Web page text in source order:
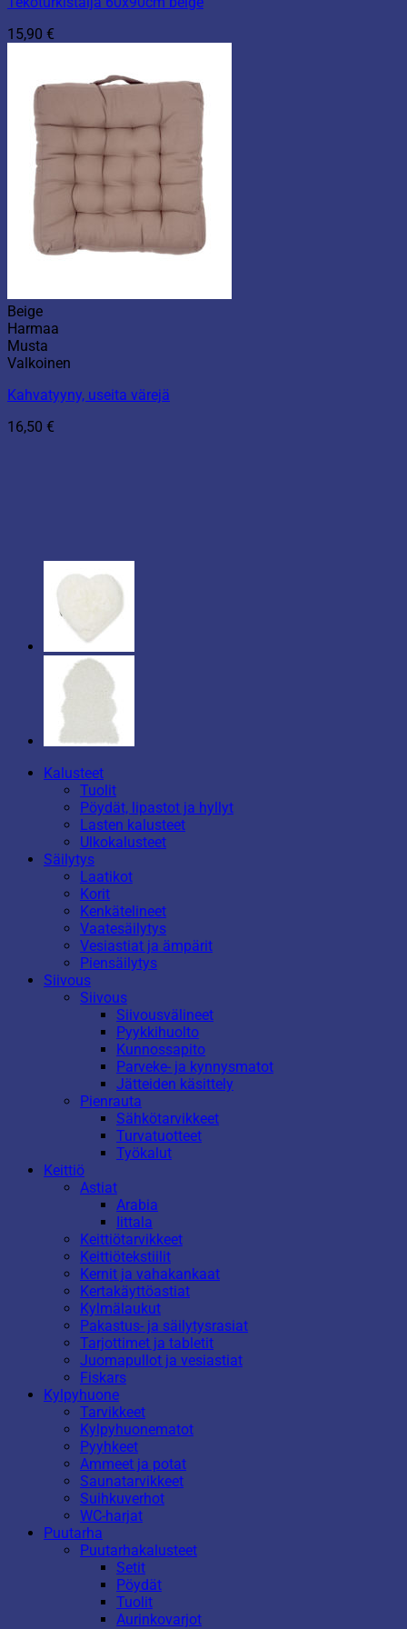
15,90 €
Beige
Harmaa
Musta
Valkoinen
Kahvatyyny, useita värejä
16,50 €
Kalusteet
Tuolit
Pöydät, lipastot ja hyllyt
Lasten kalusteet
Ulkokalusteet
Säilytys
Laatikot
Korit
Kenkätelineet
Vaatesäilytys
Vesiastiat ja ämpärit
Piensäilytys
Siivous
Siivous
Siivousvälineet
Pyykkihuolto
Kunnossapito
Parveke- ja kynnysmatot
Jätteiden käsittely
Pienrauta
Sähkötarvikkeet
Turvatuotteet
Työkalut
Keittiö
Astiat
Arabia
Iittala
Keittiötarvikkeet
Keittiötekstiilit
Kernit ja vahakankaat
Kertakäyttöastiat
Kylmälaukut
Pakastus- ja säilytysrasiat
Tarjottimet ja tabletit
Juomapullot ja vesiastiat
Fiskars
Kylpyhuone
Tarvikkeet
Kylpyhuonematot
Pyyhkeet
Ammeet ja potat
Saunatarvikkeet
Suihkuverhot
WC-harjat
Puutarha
Puutarhakalusteet
Setit
Pöydät
Tuolit
Aurinkovarjot